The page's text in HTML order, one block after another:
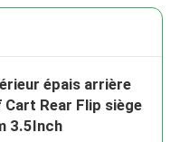
épais arrière
Cart Rear Flip siège
3.5Inch